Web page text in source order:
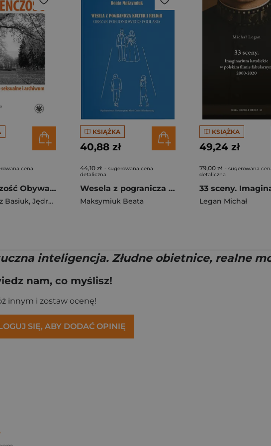
cena
Odmieńczość Obywatelstwo seksualne i archiwum
Basiuk, Jędrzej Burszta ,Agnieszka Ko
KSIĄŻKA
40,88 zł
44,10 zł - sugerowana cena
detaliczna
Wesela z pogranicza kultur i religii. Obszar południowego Podlasia
Maksymiuk Beata
KSIĄŻKA
49,24 zł
79,00 zł - sugerowana
detaliczna
Legan Michał
inteligencja. Złudne obietnice, realne
nam, co myślisz!
innym i zostaw ocenę!
SIĘ, ABY DODAĆ OPINIĘ
ocena: Arcydzieło 10/10"
Wybitna 9/10"
Rewelacyjna 8/10"
dobra 7/10"
10"